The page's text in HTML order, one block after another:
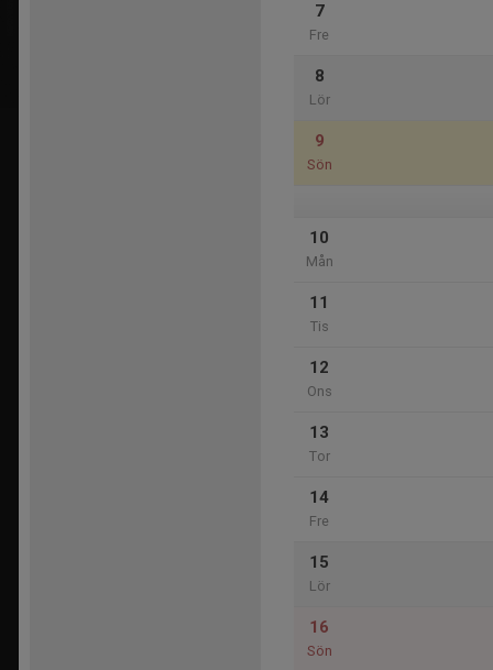
7
Fre
8
Lör
9
Sön
10
Mån
11
Tis
12
Ons
13
Tor
14
Fre
15
Lör
16
Sön